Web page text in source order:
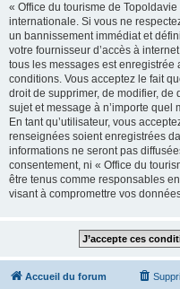
« Office du tourisme de
internationale. Si vous ne
un bannissement immédiat et
votre fournisseur d’accès à
tous les messages est enregistrée
conditions. Vous acceptez le fait
droit de supprimer, de modifier, de
sujet et message à n’importe
En tant qu’utilisateur, vous
renseignées soient enregistrées
informations ne seront pas
consentement, ni « Office du
être tenus comme responsables
visant à compromettre vos
Accueil du forum